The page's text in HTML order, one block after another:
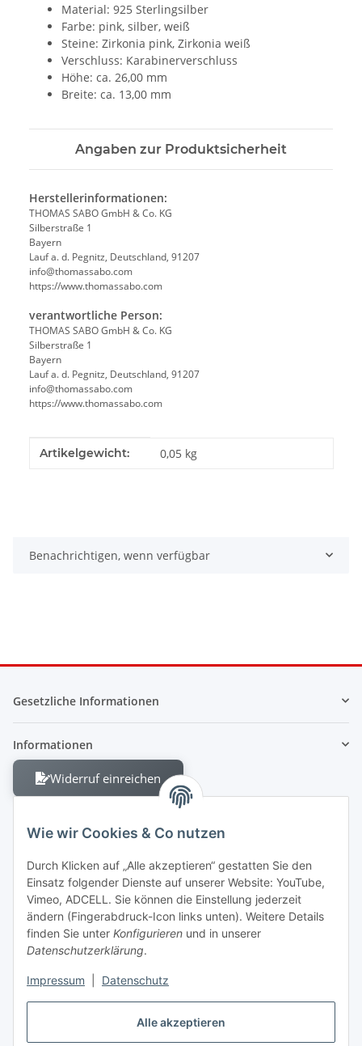
Alle akzeptieren
Wie wir Cookies & Co nutzen
Durch Klicken auf „Alle akzeptieren“ gestatten Sie den
Einsatz folgender Dienste auf unserer Website: YouTube,
Vimeo, ADCELL. Sie können die Einstellung jederzeit
ändern (Fingerabdruck-Icon links unten). Weitere Details
finden Sie unter Konfigurieren und in unserer
Datenschutzerklärung.
Impressum Datenschutz
Material: 925 Sterlingsilber
Farbe: pink, silber, weiß
Steine: Zirkonia pink, Zirkonia weiß
Verschluss: Karabinerverschluss
Höhe: ca. 26,00 mm
Breite: ca. 13,00 mm
Angaben zur Produktsicherheit
Herstellerinformationen:
THOMAS SABO GmbH & Co. KG
Silberstraße 1
Bayern
Lauf a. d. Pegnitz, Deutschland, 91207
info@thomassabo.com
https://www.thomassabo.com
verantwortliche Person:
THOMAS SABO GmbH & Co. KG
Silberstraße 1
Bayern
Lauf a. d. Pegnitz, Deutschland, 91207
info@thomassabo.com
https://www.thomassabo.com
Produkteigenschaft
Wert
Artikelgewicht: 0,05 kg
Benachrichtigen, wenn verfügbar
Gesetzliche Informationen
Informationen
Widerruf einreichen
Berliner Allee 38
13088 Berlin
Shop +49 30 4280 2070
Fax +49 30 4280 2071